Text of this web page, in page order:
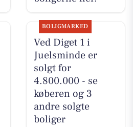
BOLIGMARKED
Ved Diget 1 i
Juelsminde er
solgt for
4.800.000 - se
køberen og 3
andre solgte
boliger